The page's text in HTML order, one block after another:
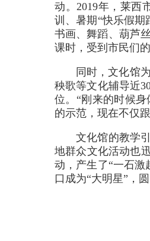
动。2019年，莱西
训、暑期“快乐假
书画、舞蹈、葫芦
课时，受到市民们
同时，文化馆
秧歌等文化辅导近
位。“刚来的时候
的示范，现在不仅
文化馆的教学
地群众文化活动也
动，产生了“一石激
口成为“大明星”，